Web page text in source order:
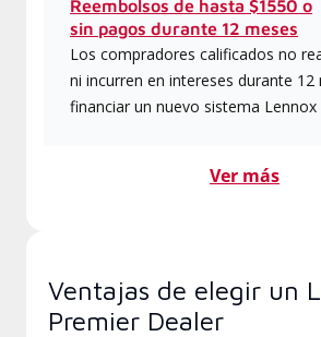
Reembolsos de hasta $1550 o
sin pagos durante 12 meses
Los compradores calificados no
ni incurren en intereses durante 12
financiar un nuevo sistema Lennox
Ver más
Ventajas de elegir un
Premier Dealer